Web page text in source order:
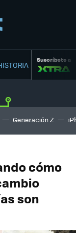
Suscríbete a
Generación Z
cómo
son